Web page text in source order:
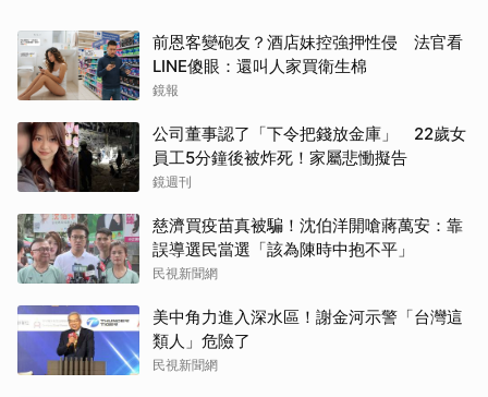
前恩客變砲友？酒店妹控強押性侵 法官看
LINE傻眼：還叫人家買衛生棉
鏡報
公司董事認了「下令把錢放金庫」 22歲女
員工5分鐘後被炸死！家屬悲慟擬告
鏡週刊
慈濟買疫苗真被騙！沈伯洋開嗆蔣萬安：靠
誤導選民當選「該為陳時中抱不平」
民視新聞網
美中角力進入深水區！謝金河示警「台灣這
類人」危險了
民視新聞網